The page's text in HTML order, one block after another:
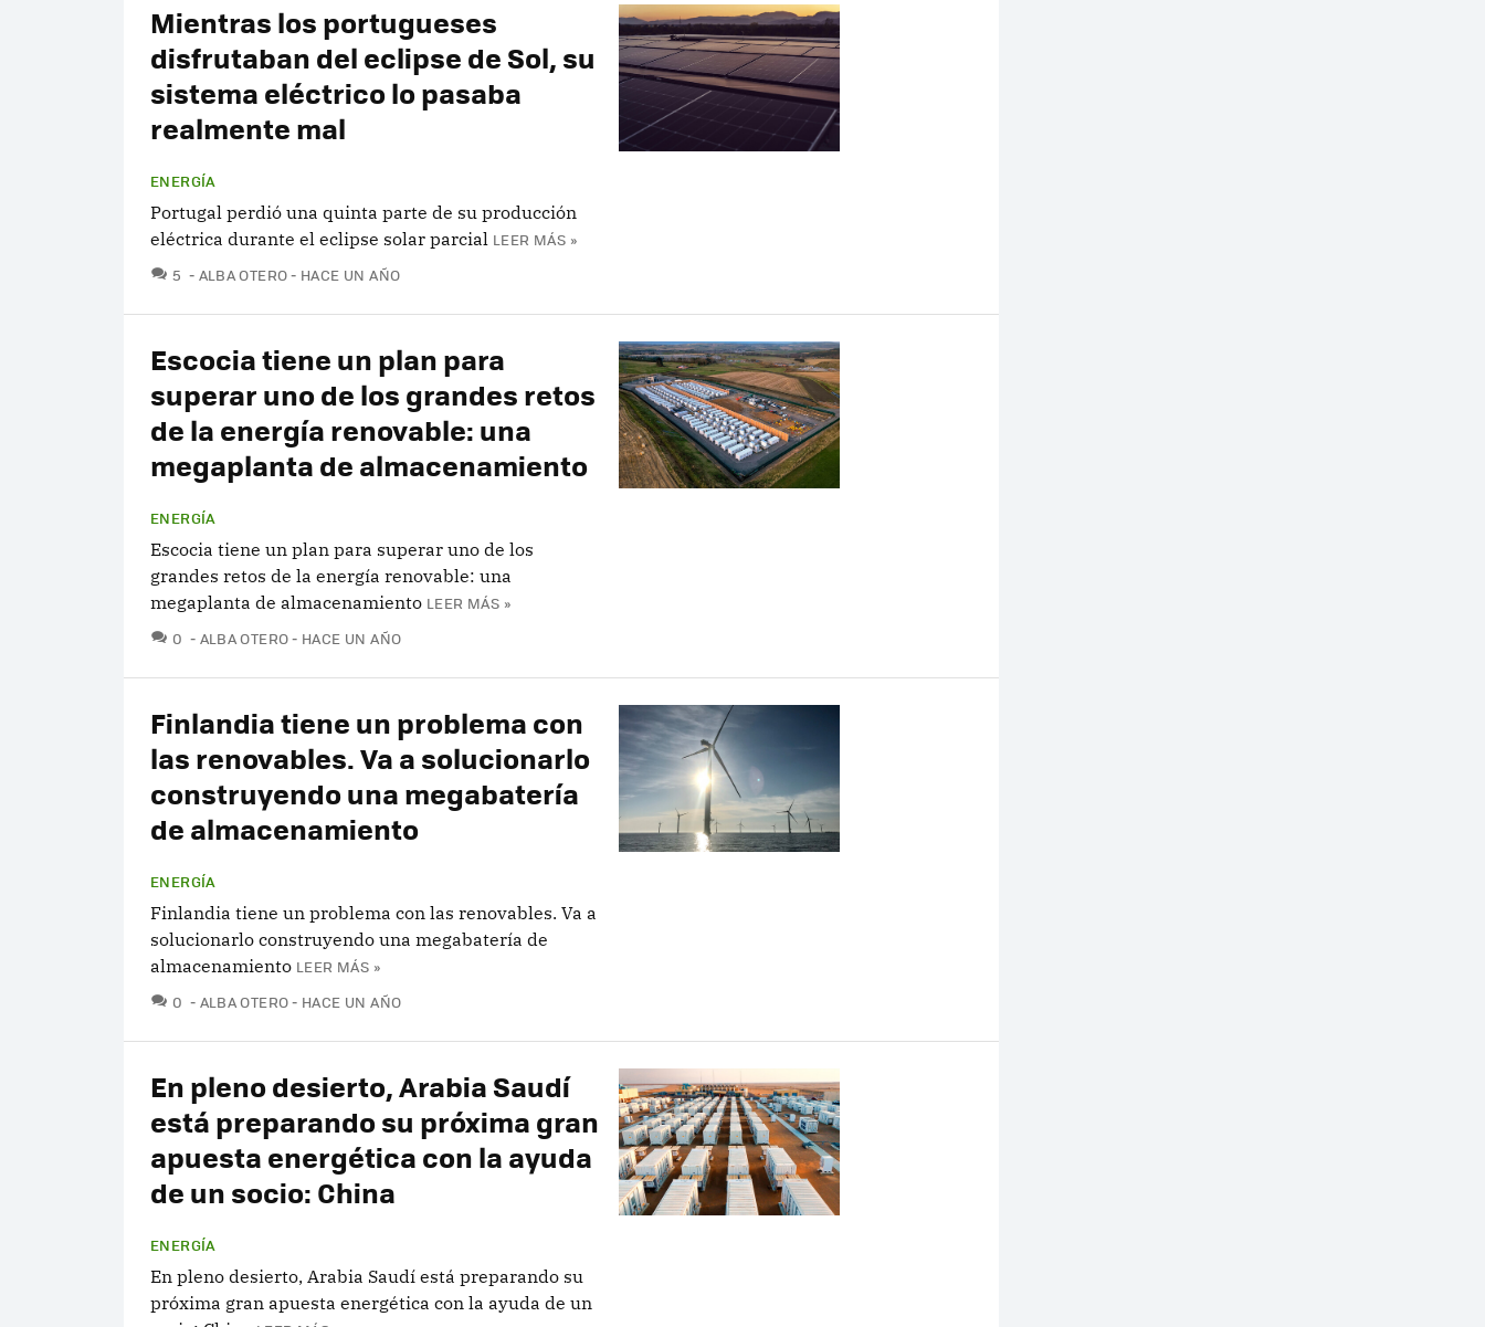
Mientras los portugueses
disfrutaban del eclipse de Sol, su
sistema eléctrico lo pasaba
realmente mal
ENERGÍA
Portugal perdió una quinta parte de su producción
eléctrica durante el eclipse solar parcial LEER MÁS »
5 COMENTARIOS
ALBA OTERO HACE UN AÑO
Escocia tiene un plan para
superar uno de los grandes retos
de la energía renovable: una
megaplanta de almacenamiento
ENERGÍA
Escocia tiene un plan para superar uno de los
grandes retos de la energía renovable: una
megaplanta de almacenamiento LEER MÁS »
0 COMENTARIOS
ALBA OTERO HACE UN AÑO
Finlandia tiene un problema con
las renovables. Va a solucionarlo
construyendo una megabatería
de almacenamiento
ENERGÍA
Finlandia tiene un problema con las renovables. Va a
solucionarlo construyendo una megabatería de
almacenamiento LEER MÁS »
0 COMENTARIOS
ALBA OTERO HACE UN AÑO
En pleno desierto, Arabia Saudí
está preparando su próxima gran
apuesta energética con la ayuda
de un socio: China
ENERGÍA
En pleno desierto, Arabia Saudí está preparando su
próxima gran apuesta energética con la ayuda de un